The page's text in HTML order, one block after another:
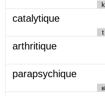
k
catalytique
t
arthritique
parapsychique
ʁ